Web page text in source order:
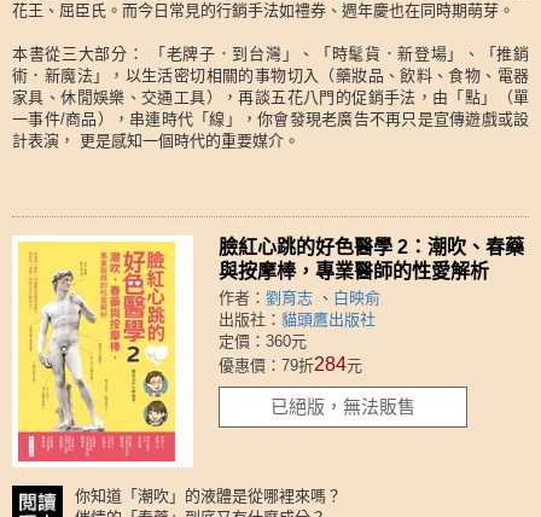
花王、屈臣氏。而今日常見的行銷手法如禮券、週年慶也在同時期萌芽。
本書從三大部分： 「老牌子．到台灣」、「時髦貨．新登場」、「推銷
術．新魔法」，以生活密切相關的事物切入（藥妝品、飲料、食物、電器
家具、休閒娛樂、交通工具），再談五花八門的促銷手法，由「點」（單
一事件/商品），串連時代「線」，你會發現老廣告不再只是宣傳遊戲或設
計表演， 更是感知一個時代的重要媒介。
臉紅心跳的好色醫學 2：潮吹、春藥
與按摩棒，專業醫師的性愛解析
作者：劉育志 、 白映俞
出版社：貓頭鷹出版社
定價：360元
優惠價：79折284元
已絕版，無法販售
你知道「潮吹」的液體是從哪裡來嗎？